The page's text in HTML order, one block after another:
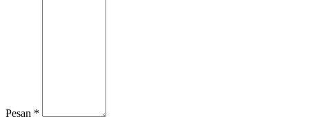
Pesan *